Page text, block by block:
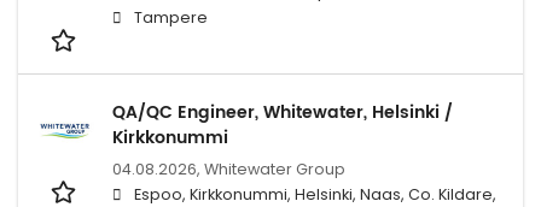
Tampere
QA/QC Engineer, Whitewater, Helsinki /
Kirkkonummi
04.08.2026, Whitewater Group
Espoo, Kirkkonummi, Helsinki, Naas, Co. Kildare,